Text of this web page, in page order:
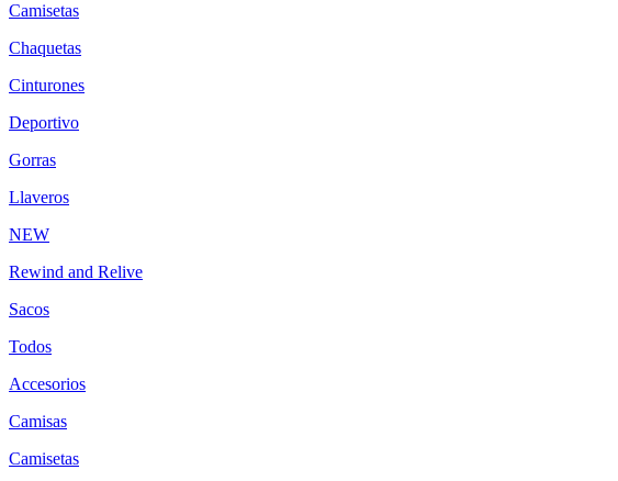
Camisetas
Chaquetas
Cinturones
Deportivo
Gorras
Llaveros
NEW
Rewind and Relive
Sacos
Todos
Accesorios
Camisas
Camisetas